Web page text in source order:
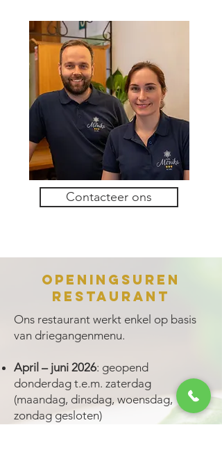
Contacteer ons
Openingsuren
restaurant
Ons restaurant werkt enkel op basis
van driegangenmenu.
April – juni 2026: geopend
donderdag t.e.m. zaterdag
(maandag, dinsdag, woensdag,
zondag gesloten)